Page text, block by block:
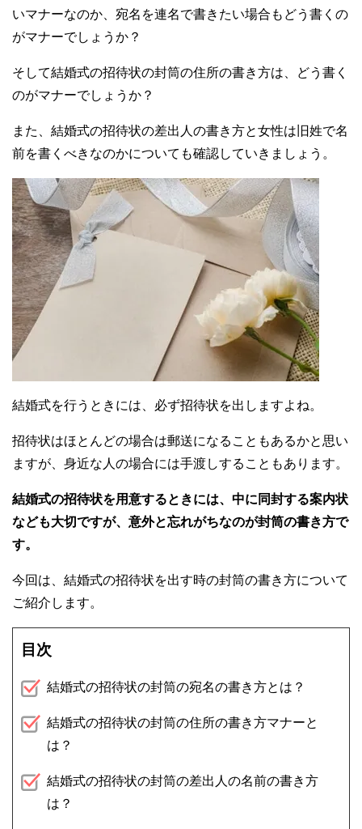
いマナーなのか、宛名を連名で書きたい場合もどう書くの
がマナーでしょうか？
そして結婚式の招待状の封筒の住所の書き方は、どう書く
のがマナーでしょうか？
また、結婚式の招待状の差出人の書き方と女性は旧姓で名
前を書くべきなのかについても確認していきましょう。
結婚式を行うときには、必ず招待状を出しますよね。
招待状はほとんどの場合は郵送になることもあるかと思い
ますが、身近な人の場合には手渡しすることもあります。
結婚式の招待状を用意するときには、中に同封する案内状
なども大切ですが、意外と忘れがちなのが封筒の書き方で
す。
今回は、結婚式の招待状を出す時の封筒の書き方について
ご紹介します。
目次
結婚式の招待状の封筒の宛名の書き方とは？
結婚式の招待状の封筒の住所の書き方マナーと
は？
結婚式の招待状の封筒の差出人の名前の書き方
は？